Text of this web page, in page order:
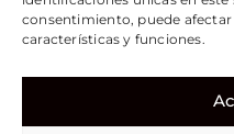
consentimiento, puede
características y funciones.